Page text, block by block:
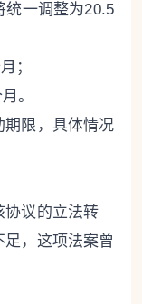
统一调整为20.5
；
。
期限，具体情况
协议的立法转
，这项法案曾